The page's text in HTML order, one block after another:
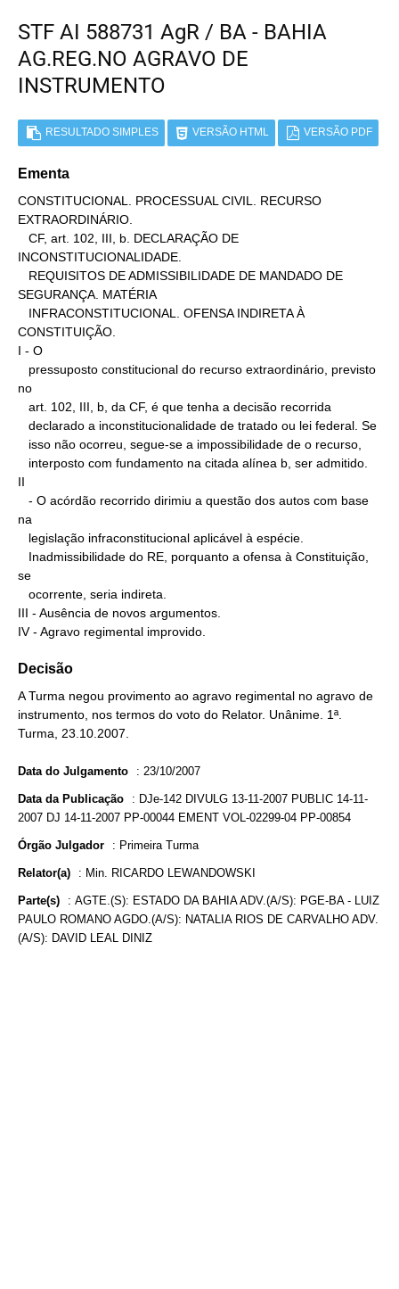
STF AI 588731 AgR / BA - BAHIA
AG.REG.NO AGRAVO DE
INSTRUMENTO
RESULTADO SIMPLES VERSÃO HTML VERSÃO PDF
Ementa
CONSTITUCIONAL. PROCESSUAL CIVIL. RECURSO
EXTRAORDINÁRIO.
INCONSTITUCIONALIDADE.
SEGURANÇA. MATÉRIA
CONSTITUIÇÃO.
I - O
no
II
na
se
III - Ausência de novos argumentos.
IV - Agravo regimental improvido.
Decisão
A Turma negou provimento ao agravo regimental no agravo de
instrumento, nos termos do voto do Relator. Unânime. 1ª.
Turma, 23.10.2007.
Data do Julgamento : 23/10/2007
Data da Publicação : DJe-142 DIVULG 13-11-2007 PUBLIC 14-11-
2007 DJ 14-11-2007 PP-00044 EMENT VOL-02299-04 PP-00854
Órgão Julgador : Primeira Turma
Relator(a) : Min. RICARDO LEWANDOWSKI
Parte(s) : AGTE.(S): ESTADO DA BAHIA ADV.(A/S): PGE-BA - LUIZ
PAULO ROMANO AGDO.(A/S): NATALIA RIOS DE CARVALHO ADV.
(A/S): DAVID LEAL DINIZ